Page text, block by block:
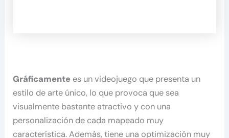
Gráficamente es un videojuego que presenta un
estilo de arte único, lo que provoca que sea
visualmente bastante atractivo y con una
personalización de cada mapeado muy
característica. Además, tiene una optimización muy